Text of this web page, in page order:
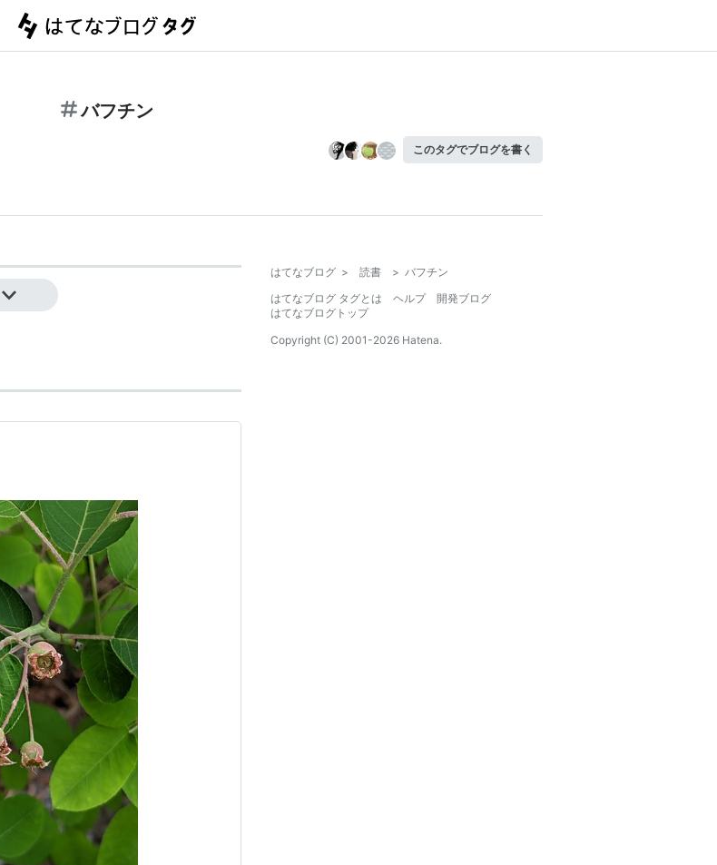
バフチン
このタグでブログを書く
はてなブログ > 読書 > バフチン
はてなブログ タグとは
ヘルプ
開発ブログ
はてなブログトップ
Copyright (C) 2001-2026 Hatena.